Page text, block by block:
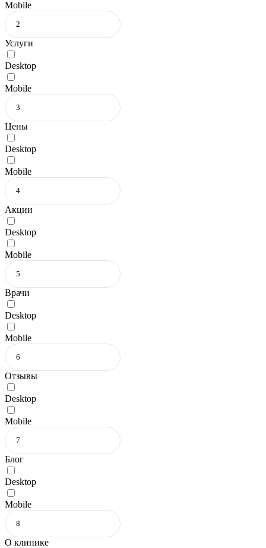
Mobile
Услуги
Desktop
Mobile
Цены
Desktop
Mobile
Акции
Desktop
Mobile
Врачи
Desktop
Mobile
Отзывы
Desktop
Mobile
Блог
Desktop
Mobile
О клинике